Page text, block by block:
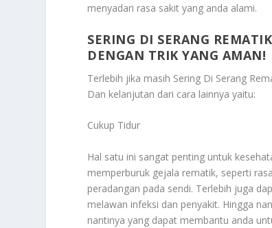
menyadari rasa sakit yang anda alami.
SERING DI SERANG
DENGAN TRIK YANG AMAN!
Terlebih jika masih Sering Di Serang
Dan kelanjutan dari cara lainnya yaitu:
Cukup Tidur
Hal satu ini sangat penting untuk
memperburuk gejala rematik, seperti
peradangan pada sendi. Terlebih juga
melawan infeksi dan penyakit. Hingga
nantinya yang dapat membantu anda